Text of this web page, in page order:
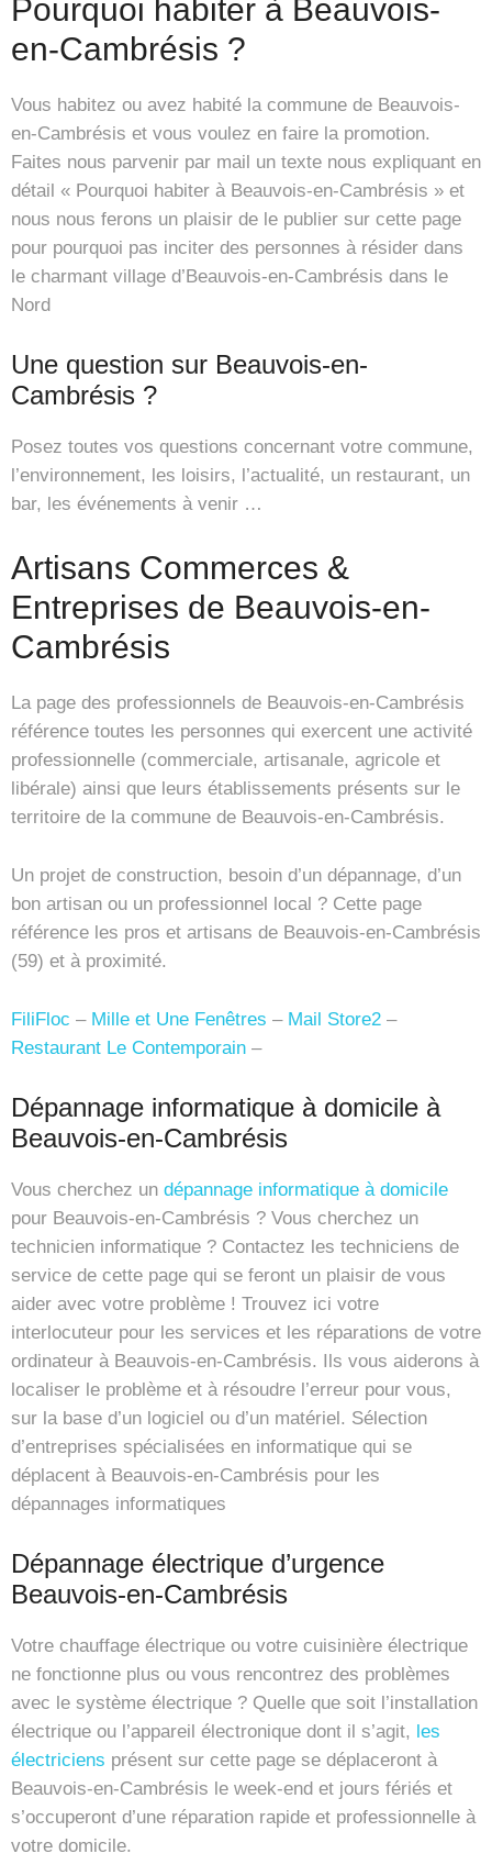
Pourquoi habiter à Beauvois-
en-Cambrésis ?
Vous habitez ou avez habité la commune de Beauvois-
en-Cambrésis et vous voulez en faire la promotion.
Faites nous parvenir par mail un texte nous expliquant en
détail « Pourquoi habiter à Beauvois-en-Cambrésis » et
nous nous ferons un plaisir de le publier sur cette page
pour pourquoi pas inciter des personnes à résider dans
le charmant village d’Beauvois-en-Cambrésis dans le
Nord
Une question sur Beauvois-en-
Cambrésis ?
Posez toutes vos questions concernant votre commune,
l’environnement, les loisirs, l’actualité, un restaurant, un
bar, les événements à venir …
Artisans Commerces &
Entreprises de Beauvois-en-
Cambrésis
La page des professionnels de Beauvois-en-Cambrésis
référence toutes les personnes qui exercent une activité
professionnelle (commerciale, artisanale, agricole et
libérale) ainsi que leurs établissements présents sur le
territoire de la commune de Beauvois-en-Cambrésis.
Un projet de construction, besoin d’un dépannage, d’un
bon artisan ou un professionnel local ? Cette page
référence les pros et artisans de Beauvois-en-Cambrésis
(59) et à proximité.
FiliFloc – Mille et Une Fenêtres – Mail Store2 –
Restaurant Le Contemporain –
Dépannage informatique à domicile à
Beauvois-en-Cambrésis
Vous cherchez un dépannage informatique à domicile
pour Beauvois-en-Cambrésis ? Vous cherchez un
technicien informatique ? Contactez les techniciens de
service de cette page qui se feront un plaisir de vous
aider avec votre problème ! Trouvez ici votre
interlocuteur pour les services et les réparations de votre
ordinateur à Beauvois-en-Cambrésis. Ils vous aiderons à
localiser le problème et à résoudre l’erreur pour vous,
sur la base d’un logiciel ou d’un matériel. Sélection
d’entreprises spécialisées en informatique qui se
déplacent à Beauvois-en-Cambrésis pour les
dépannages informatiques
Dépannage électrique d’urgence
Beauvois-en-Cambrésis
Votre chauffage électrique ou votre cuisinière électrique
ne fonctionne plus ou vous rencontrez des problèmes
avec le système électrique ? Quelle que soit l’installation
électrique ou l’appareil électronique dont il s’agit, les
électriciens présent sur cette page se déplaceront à
Beauvois-en-Cambrésis le week-end et jours fériés et
s’occuperont d’une réparation rapide et professionnelle à
votre domicile.